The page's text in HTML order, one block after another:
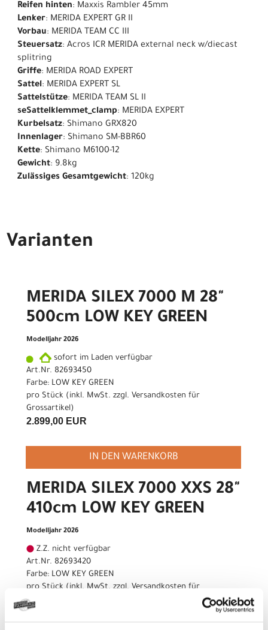
Reifen hinten: Maxxis Rambler 45mm
Lenker: MERIDA EXPERT GR II
Vorbau: MERIDA TEAM CC III
Steuersatz: Acros ICR MERIDA external neck w/diecast
splitring
Griffe: MERIDA ROAD EXPERT
Sattel: MERIDA EXPERT SL
Sattelstütze: MERIDA TEAM SL II
seSattelklemmet_clamp: MERIDA EXPERT
Kurbelsatz: Shimano GRX820
Innenlager: Shimano SM-BBR60
Kette: Shimano M6100-12
Gewicht: 9.8kg
Zulässiges Gesamtgewicht: 120kg
Varianten
MERIDA SILEX 7000 M 28"
500cm LOW KEY GREEN
Modelljahr 2026
sofort im Laden verfügbar
Art.Nr. 82693450
Farbe: LOW KEY GREEN
pro Stück (inkl. MwSt. zzgl. Versandkosten für
Grossartikel)
2.899,00 EUR
IN DEN WARENKORB
MERIDA SILEX 7000 XXS 28"
410cm LOW KEY GREEN
Modelljahr 2026
Z.Z. nicht verfügbar
Art.Nr. 82693420
Farbe: LOW KEY GREEN
pro Stück (inkl. MwSt. zzgl. Versandkosten für
Grossartikel
2.899,00 EUR